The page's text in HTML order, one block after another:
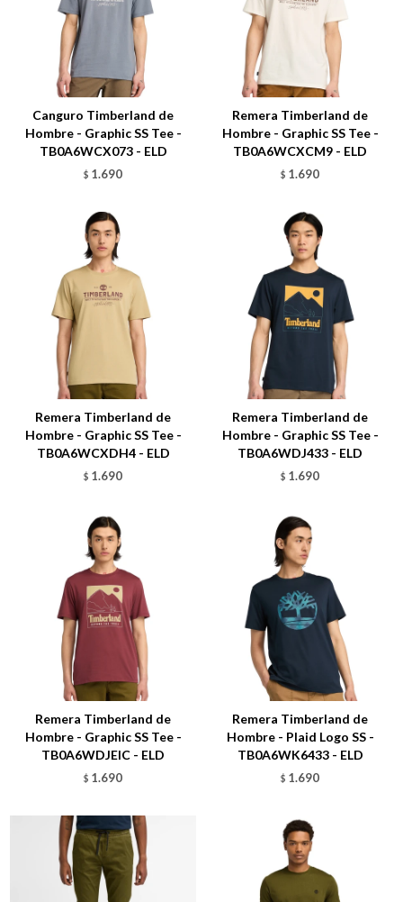
Canguro Timberland de
Hombre - Graphic SS Tee -
TB0A6WCX073 - ELD
$ 1.690
Talle
Remera Timberland de
Hombre - Graphic SS Tee -
TB0A6WCXCM9 - ELD
$ 1.690
Talle
Remera Timberland de
Hombre - Graphic SS Tee -
TB0A6WCXDH4 - ELD
$ 1.690
Talle
Remera Timberland de
Hombre - Graphic SS Tee -
TB0A6WDJ433 - ELD
$ 1.690
Talle
Remera Timberland de
Hombre - Graphic SS Tee -
TB0A6WDJEIC - ELD
$ 1.690
Remera Timberland de
Hombre - Plaid Logo SS -
TB0A6WK6433 - ELD
$ 1.690